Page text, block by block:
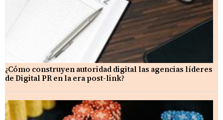
¿Cómo construyen autoridad digital las agencias líderes
de Digital PR en la era post-link?